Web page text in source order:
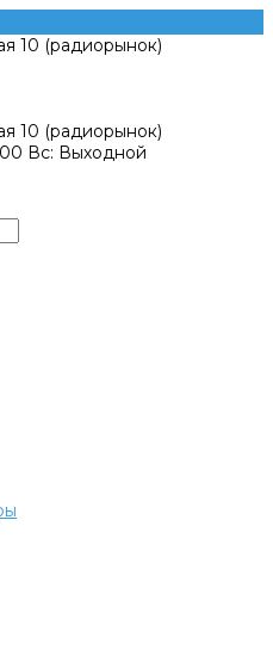
10 (радиорынок)
10 (радиорынок)
Вс: Выходной